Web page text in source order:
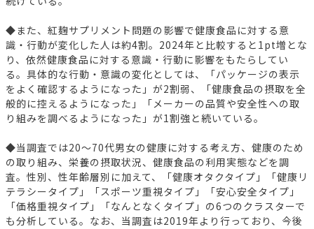
◆また、紅麹サプリメント問題の影響で健康食品に対する意
識・行動が変化した人は約4割。2024年と比較すると1pt増とな
り、依然健康食品に対する意識・行動に影響をもたらしてい
る。具体的な行動・意識の変化としては、「パッケージの表示
をよく確認するようになった」が2割弱、「健康食品の摂取を全
般的に控えるようになった」「メーカーの品質や安全性への取
り組みを調べるようになった」が1割強と続いている。
◆当調査では20～70代男女の健康に対する考え方、健康のため
の取り組み、栄養の摂取状況、健康食品の利用実態などを調
査。性別、性年齢層別に加えて、「健康オタクタイプ」「健康リ
テラシータイプ」「スポーツ重視タイプ」「安心安全タイプ」
「価格重視タイプ」「なんとなくタイプ」の6つのクラスターで
も分析している。なお、当調査は2019年より行っており、今後